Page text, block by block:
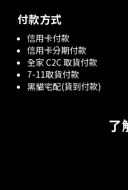
付款方式
信用卡付款
信用卡分期付款
全家 C2C 取貨付款
7-11取貨付款
黑貓宅配(貨到付款)
了